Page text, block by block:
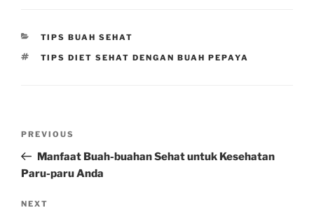
CATEGORIES
TIPS BUAH SEHAT
TAGS
TIPS DIET SEHAT DENGAN BUAH PEPAYA
Previous
Post
PREVIOUS
Manfaat Buah-buahan Sehat untuk Kesehatan
Paru-paru Anda
Next
NEXT